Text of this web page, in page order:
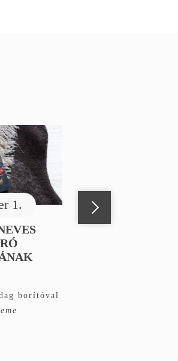
1.
borítóval